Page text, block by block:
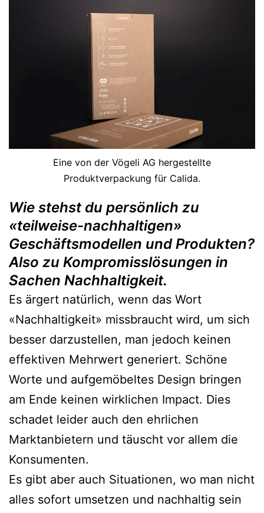
Eine von der Vögeli AG hergestellte
Produktverpackung für Calida.
Wie stehst du persönlich zu
«teilweise-nachhaltigen»
Geschäftsmodellen und Produkten?
Also zu Kompromisslösungen in
Sachen Nachhaltigkeit.
Es ärgert natürlich, wenn das Wort
«Nachhaltigkeit» missbraucht wird, um sich
besser darzustellen, man jedoch keinen
effektiven Mehrwert generiert. Schöne
Worte und aufgemöbeltes Design bringen
am Ende keinen wirklichen Impact. Dies
schadet leider auch den ehrlichen
Marktanbietern und täuscht vor allem die
Konsumenten.
Es gibt aber auch Situationen, wo man nicht
alles sofort umsetzen und nachhaltig sein